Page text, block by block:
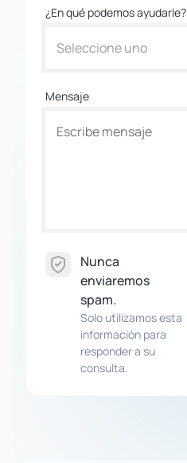
¿En qué podemos ayudarle?
Seleccione uno
Mensaje
Nunca
enviaremos
spam.
Solo utilizamos esta
información para
responder a su
consulta.